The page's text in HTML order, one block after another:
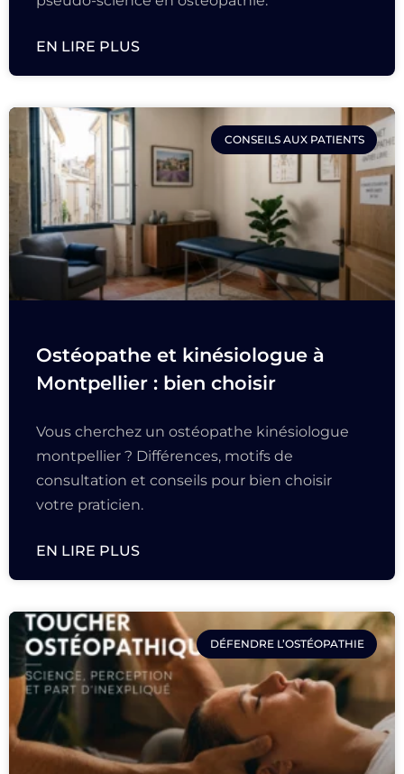
EN LIRE PLUS
CONSEILS AUX PATIENTS
Ostéopathe et kinésiologue à
Montpellier : bien choisir
Vous cherchez un ostéopathe kinésiologue
montpellier ? Différences, motifs de
consultation et conseils pour bien choisir
votre praticien.
EN LIRE PLUS
DÉFENDRE L’OSTÉOPATHIE